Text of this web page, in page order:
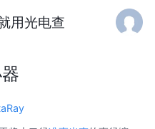
用光电查